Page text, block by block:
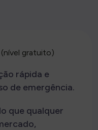
(nível gratuito)
rápida e
de emergência.
que qualquer